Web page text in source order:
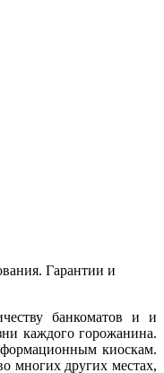
Гарантии и
банкоматов и и
каждого горожанина.
киоскам.
многих других местах,